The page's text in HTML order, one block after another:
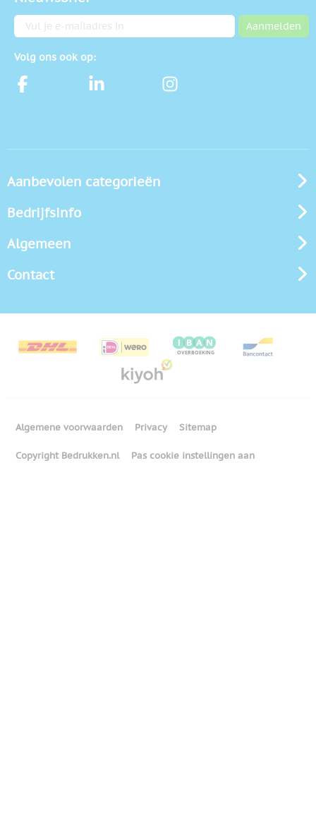
E-mailadres Aanmelden
Volg ons ook op:
Aanbevolen categorieën
Bedrijfsinfo
Algemeen
Contact
Algemene voorwaarden Privacy Sitemap
Copyright Bedrukken.nl Pas cookie instellingen aan